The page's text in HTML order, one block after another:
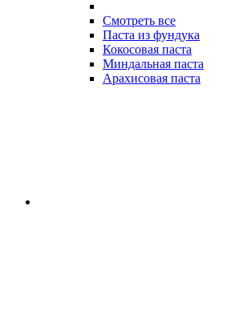
Смотреть все
Паста из фундука
Кокосовая паста
Миндальная паста
Арахисовая паста